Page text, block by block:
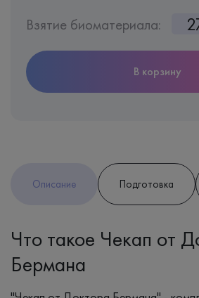
Взятие биоматериала:
В корзину
Описание Подготовка
Что такое Чекап от
Бермана